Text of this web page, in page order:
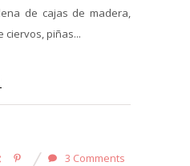
de cajas de madera,
ciervos, piñas...
3 Comments